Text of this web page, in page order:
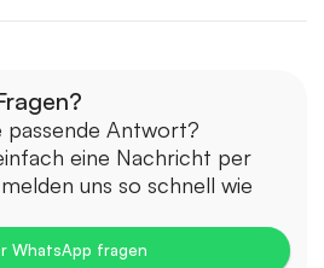
passende Antwort?
eine Nachricht per
uns so schnell wie
WhatsApp fragen